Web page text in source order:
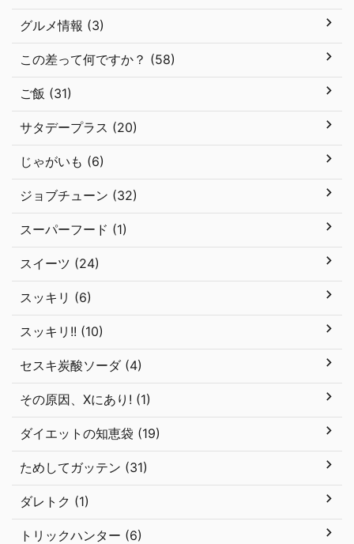
グルメ情報 (3)
この差って何ですか？ (58)
ご飯 (31)
サタデープラス (20)
じゃがいも (6)
ジョブチューン (32)
スーパーフード (1)
スイーツ (24)
スッキリ (6)
スッキリ!! (10)
セスキ炭酸ソーダ (4)
その原因、Xにあり! (1)
ダイエットの知恵袋 (19)
ためしてガッテン (31)
ダレトク (1)
トリックハンター (6)